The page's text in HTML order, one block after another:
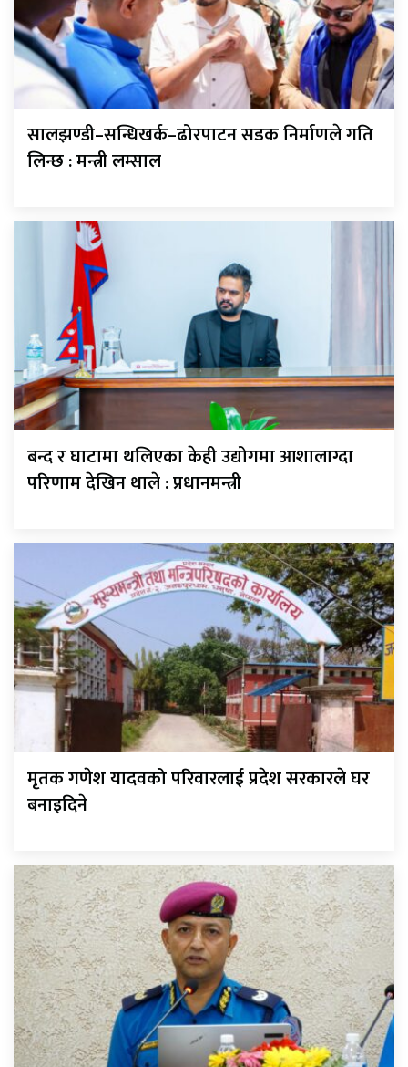
सालझण्डी–सन्धिखर्क–ढोरपाटन सडक निर्माणले गति
लिन्छ : मन्त्री लम्साल
बन्द र घाटामा थलिएका केही उद्योगमा आशालाग्दा
परिणाम देखिन थाले : प्रधानमन्त्री
मृतक गणेश यादवको परिवारलाई प्रदेश सरकारले घर
बनाइदिने